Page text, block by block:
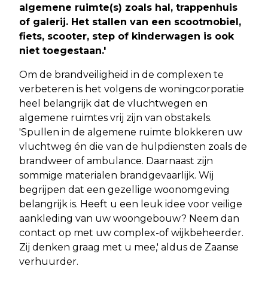
algemene ruimte(s) zoals hal, trappenhuis
of galerij. Het stallen van een scootmobiel,
fiets, scooter, step of kinderwagen is ook
niet toegestaan.'
Om de brandveiligheid in de complexen te
verbeteren is het volgens de woningcorporatie
heel belangrijk dat de vluchtwegen en
algemene ruimtes vrij zijn van obstakels.
'Spullen in de algemene ruimte blokkeren uw
vluchtweg én die van de hulpdiensten zoals de
brandweer of ambulance. Daarnaast zijn
sommige materialen brandgevaarlijk. Wij
begrijpen dat een gezellige woonomgeving
belangrijk is. Heeft u een leuk idee voor veilige
aankleding van uw woongebouw? Neem dan
contact op met uw complex-of wijkbeheerder.
Zij denken graag met u mee,' aldus de Zaanse
verhuurder.